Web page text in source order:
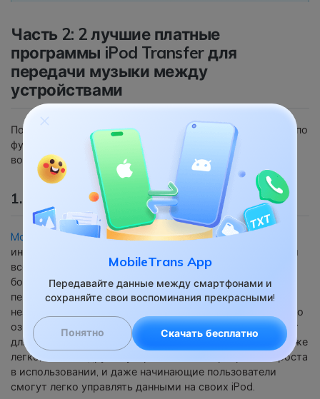
Часть 2: 2 лучшие платные
программы iPod Transfer для
передачи музыки между
устройствами
Поскольку бесплатные инструменты часто ограничены по
функционалу, Вы сможете получить больше
возможностей в следующих платных решениях:
1. MobileTrans - Phone Transfer
MobileTrans-Phone Transfer- один из лучших
инструментов для управления данными на Вашем iPod и
всех устройствах. Поддерживает все устройства iOS и
большинство моделей устройств Android, позволяя
передавать данные с одного устройства на другое
независимо от платформы, на которой оно работает. Это
означает, что Вы можете использовать этот инструмент
для передачи данных с iPod на устройство Android так же
легко, как и на другое устройство iOS. Программа проста
в использовании, и даже начинающие пользователи
смогут легко управлять данными на своих iPod.
MobileTrans App
Передавайте данные между смартфонами и
сохраняйте свои воспоминания прекрасными!
Понятно Скачать бесплатно